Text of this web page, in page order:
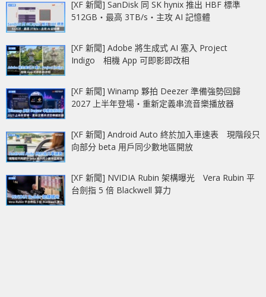
[XF 新聞] SanDisk 同 SK hynix 推出 HBF 標準
512GB‧最高 3TB/s‧主攻 AI 記憶體
[XF 新聞] Adobe 將生成式 AI 塞入 Project
Indigo 相機 App 可即影即改相
[XF 新聞] Winamp 夥拍 Deezer 準備強勢回歸
2027 上半年登場‧重新定義串流音樂播放器
[XF 新聞] Android Auto 終於加入車速表 現階段只
向部分 beta 用戶同少數地區開放
[XF 新聞] NVIDIA Rubin 架構曝光 Vera Rubin 平
台劍指 5 倍 Blackwell 算力